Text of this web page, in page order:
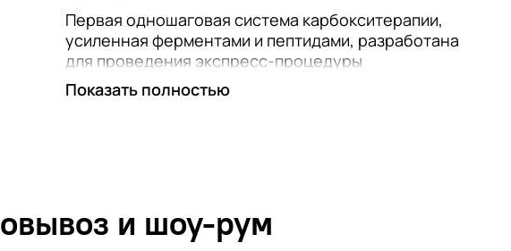
Первая одношаговая система карбокситерапии,
усиленная ферментами и пептидами, разработана
для проведения экспресс-процедуры
восстановления, подтяжки и осветления кожи.
замедляет процессы старения. Ферменты в составе
Показать полностью
и шоу-рум